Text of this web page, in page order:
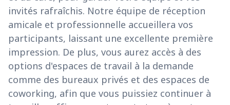
invités rafraîchis. Notre équipe de réception
amicale et professionnelle accueillera vos
participants, laissant une excellente première
impression. De plus, vous aurez accès à des
options d'espaces de travail à la demande
comme des bureaux privés et des espaces de
coworking, afin que vous puissiez continuer à